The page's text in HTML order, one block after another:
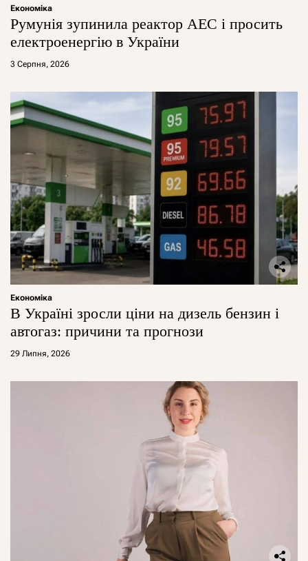
Економіка
Румунія зупинила реактор АЕС і просить
електроенергію в України
3 Серпня, 2026
Економіка
В Україні зросли ціни на дизель бензин і
автогаз: причини та прогнози
29 Липня, 2026